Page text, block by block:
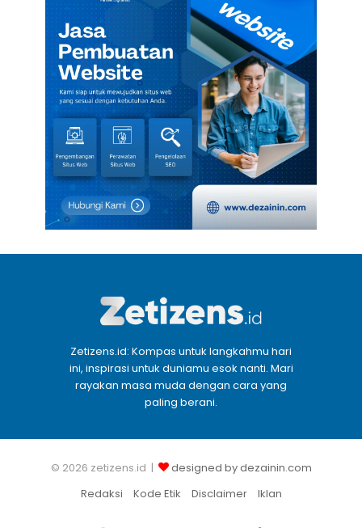
Zetizens.id: Kompas untuk langkahmu hari
ini, inspirasi untuk duniamu esok nanti. Mari
rayakan masa muda dengan cara yang
paling berani.
© 2026 zetizens.id |
designed by dezainin.com
Redaksi
Kode Etik Disclaimer Iklan